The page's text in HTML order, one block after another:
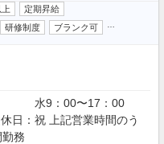
定期昇給
研修制度 ブランク可
30 水9：00〜17：00
業時間のう
務